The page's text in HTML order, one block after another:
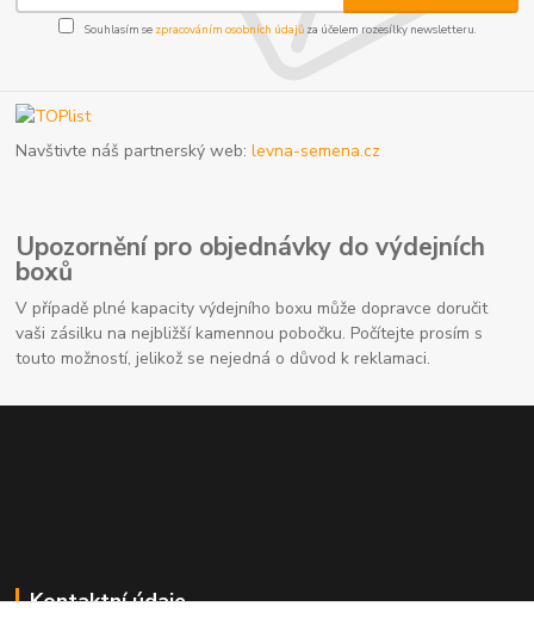
Souhlasím se zpracováním osobních údajůza účelem rozesílky newsletteru.
Navštivte náš partnerský web:levna-semena.cz
Upozornění pro objednávky do výdejních
boxů
V případě plné kapacity výdejního boxu může dopravce doručit
vaši zásilku na nejbližší kamennou pobočku. Počítejte prosím s
touto možností, jelikož se nejedná o důvod k reklamaci.
Kontaktní údaje